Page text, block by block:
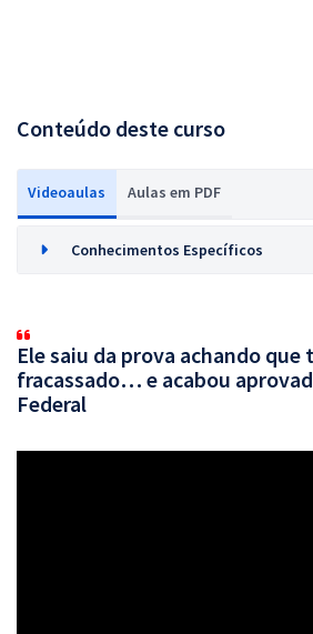
Conteúdo deste curso
Videoaulas Aulas em PDF
Conhecimentos Específicos
Ele saiu da prova achando que
fracassado… e acabou
Federal